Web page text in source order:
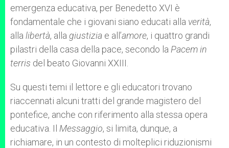
emergenza educativa, per Benedetto XVI è
fondamentale che i giovani siano educati alla verità,
alla libertà, alla giustizia e all’amore, i quattro grandi
pilastri della casa della pace, secondo la Pacem in
terris del beato Giovanni XXIII.
Su questi temi il lettore e gli educatori trovano
riaccennati alcuni tratti del grande magistero del
pontefice, anche con riferimento alla stessa opera
educativa. Il Messaggio, si limita, dunque, a
richiamare, in un contesto di molteplici riduzionismi